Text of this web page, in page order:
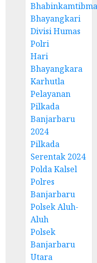
Bhayangkari
Divisi Humas
Polri
Hari
Bhayangkara
Karhutla
Pelayanan
Pilkada
Banjarbaru
2024
Pilkada
Serentak 2024
Polda Kalsel
Polres
Banjarbaru
Polsek Aluh-
Aluh
Polsek
Banjarbaru
Utara